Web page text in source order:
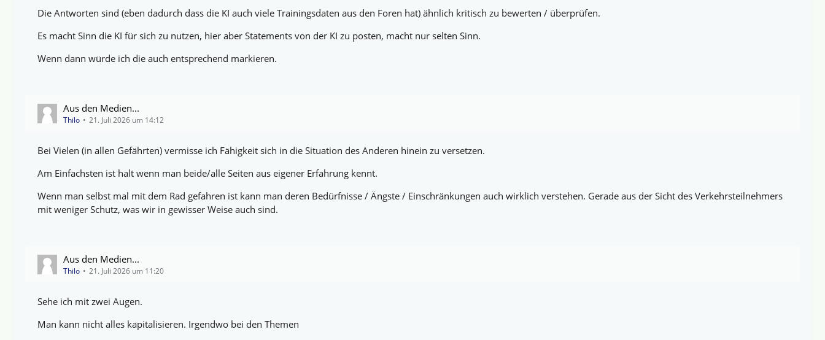
Die Antworten sind (eben dadurch dass die KI auch viele Trainingsdaten aus den Foren hat) ähnlich kritisch zu bewerten / überprüfen.
Es macht Sinn die KI für sich zu nutzen, hier aber Statements von der KI zu posten, macht nur selten Sinn.
Wenn dann würde ich die auch entsprechend markieren.
Aus den Medien...
Thilo 21. Juli 2026 um 14:12
Bei Vielen (in allen Gefährten) vermisse ich Fähigkeit sich in die Situation des Anderen hinein zu versetzen.
Am Einfachsten ist halt wenn man beide/alle Seiten aus eigener Erfahrung kennt.
Wenn man selbst mal mit dem Rad gefahren ist kann man deren Bedürfnisse / Ängste / Einschränkungen auch wirklich verstehen. Gerade aus der Sicht des Verkehrsteilnehmers
mit weniger Schutz, was wir in gewisser Weise auch sind.
Aus den Medien...
Thilo 21. Juli 2026 um 11:20
Sehe ich mit zwei Augen.
Man kann nicht alles kapitalisieren. Irgendwo bei den Themen